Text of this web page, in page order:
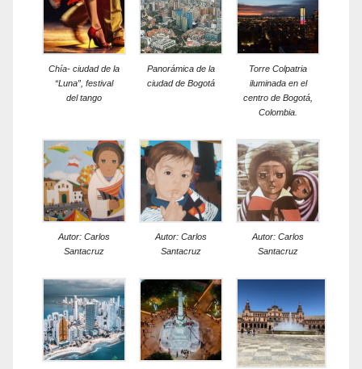
Chía- ciudad de la
“Luna”, festival
del tango
Panorámica de la
ciudad de Bogotá
Torre Colpatria
iluminada en el
centro de Bogotá,
Colombia.
Autor: Carlos
Santacruz
Autor: Carlos
Santacruz
Autor: Carlos
Santacruz